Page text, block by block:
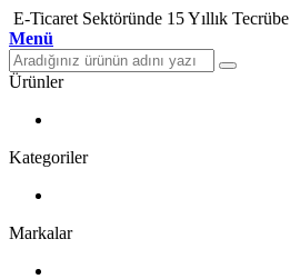
E-Ticaret Sektöründe 15 Yıllık Tecrübe
Menü
Ürünler
Kategoriler
Markalar